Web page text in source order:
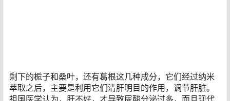
剩下的栀子和桑叶，还有葛根这几种成分，它们经过纳米
萃取之后，主要是利用它们清肝明目的作用，调节肝脏。